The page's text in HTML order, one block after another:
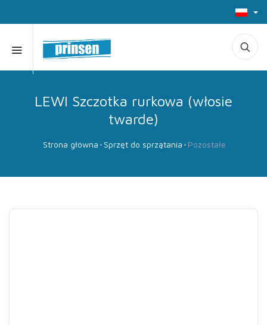
LEWI Szczotka rurkowa (włosie
twarde)
Strona główna Sprzęt do sprzątania Pozostałe